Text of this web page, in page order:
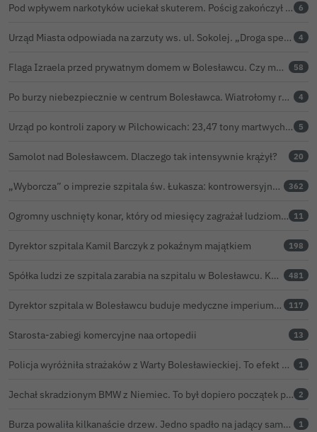
Pod wpływem narkotyków uciekał skuterem. Pościg zakończył w polu kukurydzy 6
Urząd Miasta odpowiada na zarzuty ws. ul. Sokolej. „Droga spełnia wszystkie normy” 4
Flaga Izraela przed prywatnym domem w Bolesławcu. Czy można ją legalnie wywiesić? 58
Po burzy niebezpiecznie w centrum Bolesławca. Wiatrołomy runęły na podwórko 4
Urząd po kontroli zapory w Pilchowicach: 23,47 tony martwych ryb i zawiadomienie do prokuratury 5
Samolot nad Bolesławcem. Dlaczego tak intensywnie krążył? 20
„Wyborcza” o imprezie szpitala św. Łukasza: kontrowersyjna gala dla pracowników 362
Ogromny uschnięty konar, który od miesięcy zagrażał ludziom w Bolesławcu, wycięty 11
Dyrektor szpitala Kamil Barczyk z pokaźnym majątkiem 198
Spółka ludzi ze szpitala zarabia na szpitalu w Bolesławcu. Kwoty pozostają tajne 481
Dyrektor szpitala w Bolesławcu buduje medyczne imperium. „Gazeta Wyborcza” opisuje jego działalność w całej Polsce 117
Starosta-zabiegi komercyjne naa ortopedii 13
Policja wyróżniła strażaków z Warty Bolesławieckiej. To efekt nocnej akcji, która zakończyła się sukcesem 1
Jechał skradzionym BMW z Niemiec. To był dopiero początek problemów 33-latka 2
Burza powaliła kilkanaście drzew. Jedno spadło na jadący samochód 1